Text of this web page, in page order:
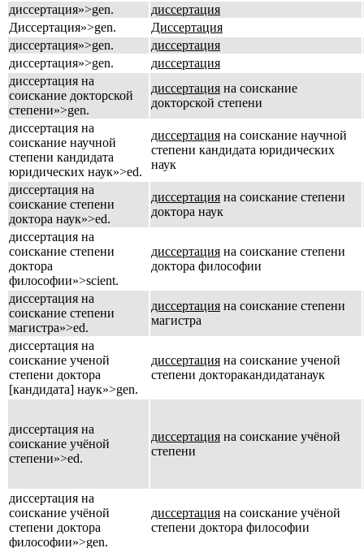
диссертация»>gen.
диссертация
Диссертация»>gen.
Диссертация
диссертация»>gen.
диссертация
диссертация»>gen.
диссертация
диссертация на
соискание докторской
степени»>gen.
диссертация на соискание
докторской степени
диссертация на
соискание научной
степени кандидата
юридических наук»>ed.
диссертация на соискание научной
степени кандидата юридических
наук
диссертация на
соискание степени
доктора наук»>ed.
диссертация на соискание степени
доктора наук
диссертация на
соискание степени
доктора
философии»>scient.
диссертация на соискание степени
доктора философии
диссертация на
соискание степени
магистра»>ed.
диссертация на соискание степени
магистра
диссертация на
соискание ученой
степени доктора
[кандидата] наук»>gen.
диссертация на соискание ученой
степени докторакандидатанаук
диссертация на
соискание учёной
степени»>ed.
диссертация на соискание учёной
степени
диссертация на
соискание учёной
степени доктора
философии»>gen.
диссертация на соискание учёной
степени доктора философии